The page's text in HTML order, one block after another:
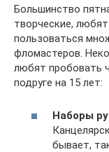
Большинство
творческие,
пользоваться
фломастеров.
любят пробовать
подруге на 15 лет:
Наборы
бывает,